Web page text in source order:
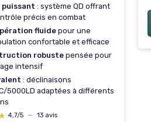
puissant : système QD offrant
précis en combat
fluide pour une
confortable et efficace
robuste pensée pour
intensif
: déclinaisons
5000LD adaptées à différents
4,7/5 — 13 avis